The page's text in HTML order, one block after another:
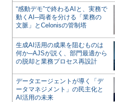
“感動デモ”で終わるAIと、実務で
動くAI─両者を分ける「業務の
文脈」とCelonisの管制塔
生成AI活用の成果を阻むものは
何か─AJSが説く、部門最適から
の脱却と業務プロセス再設計
データエージェントが導く「デ
ータマネジメント」の民主化と
AI活用の未来